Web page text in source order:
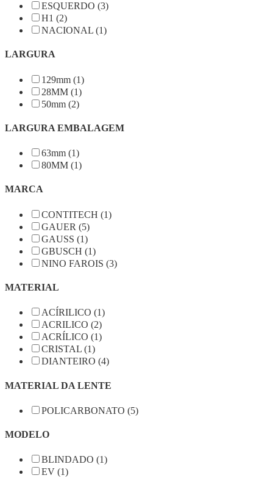
ESQUERDO (3)
H1 (2)
NACIONAL (1)
LARGURA
129mm (1)
28MM (1)
50mm (2)
LARGURA EMBALAGEM
63mm (1)
80MM (1)
MARCA
CONTITECH (1)
GAUER (5)
GAUSS (1)
GBUSCH (1)
NINO FAROIS (3)
MATERIAL
ACÍRILICO (1)
ACRILICO (2)
ACRÍLICO (1)
CRISTAL (1)
DIANTEIRO (4)
MATERIAL DA LENTE
POLICARBONATO (5)
MODELO
BLINDADO (1)
EV (1)